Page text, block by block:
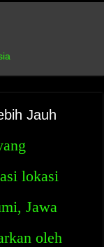
Jauh
lokasi
Jawa
oleh